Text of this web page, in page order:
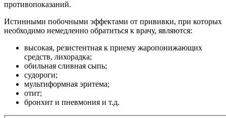
противопоказаний.
Истинными побочными эффектами от прививки, при которых
необходимо немедленно обратиться к врачу, являются:
высокая, резистентная к приему жаропонижающих
средств, лихорадка;
обильная сливная сыпь;
судороги;
мультиформная эритема;
отит;
бронхит и пневмония и т.д.